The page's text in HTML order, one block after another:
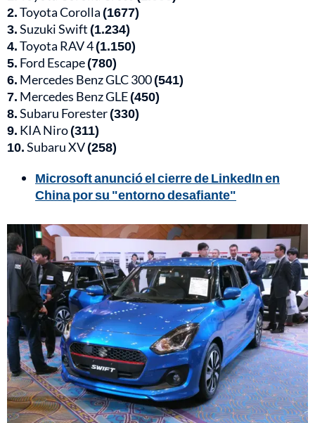
2.Toyota Corolla(1677)
3.Suzuki Swift(1.234)
4.Toyota RAV 4(1.150)
5. Ford Escape(780)
6. Mercedes Benz GLC 300(541)
7. Mercedes Benz GLE(450)
8.Subaru Forester(330)
9. KIA Niro(311)
10.Subaru XV(258)
Microsoft anunció el cierre de LinkedIn en
China por su "entorno desafiante"